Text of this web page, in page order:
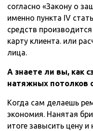
согласно «Закону о
именно пункта IV
средств
карту клиента. или
лица.
А знаете ли вы, как
натяжных потолков
Когда сам делаешь
экономия. Нанятая
итоге завысить цену